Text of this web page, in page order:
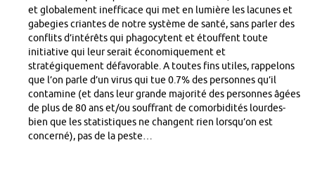
et globalement inefficace qui met en lumière les lacunes et
gabegies criantes de notre système de santé, sans parler des
conflits d’intérêts qui phagocytent et étouffent toute
initiative qui leur serait économiquement et
stratégiquement défavorable. A toutes fins utiles, rappelons
que l’on parle d’un virus qui tue 0.7% des personnes qu’il
contamine (et dans leur grande majorité des personnes âgées
de plus de 80 ans et/ou souffrant de comorbidités lourdes-
bien que les statistiques ne changent rien lorsqu’on est
concerné), pas de la peste…